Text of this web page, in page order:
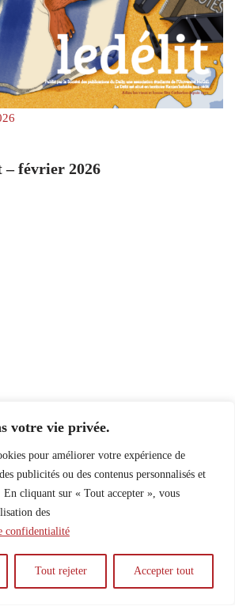
votre vie privée.
pour améliorer votre expérience de
publicités ou des contenus personnalisés et
cliquant sur « Tout accepter », vous
des
confidentialité
Tout rejeter Accepter tout
février 2026